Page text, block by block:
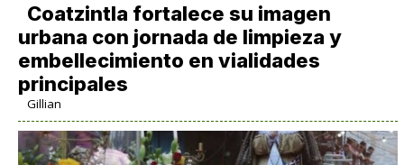
Coatzintla fortalece su imagen
urbana con jornada de limpieza y
embellecimiento en vialidades
principales
Gillian